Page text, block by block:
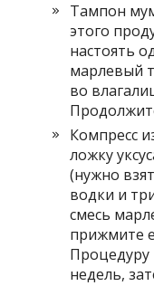
Тампон
этого
настоять
марлевый
во
Компресс
ложку
(нужно
водки и
смесь
прижмите
Процедуру
недель,